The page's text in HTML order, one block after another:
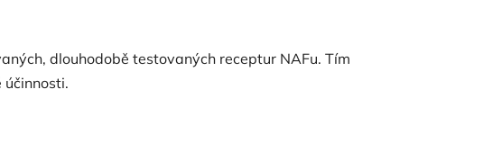
dlouhodobě testovaných receptur NAFu. Tím